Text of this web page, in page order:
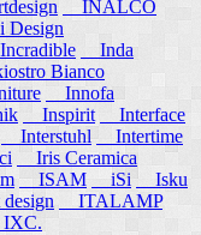
INALCO
Inda
Bianco
Innofa
Inspirit
Interface
Interstuhl
Intertime
Iris Ceramica
ISAM iSi Isku
ITALAMP